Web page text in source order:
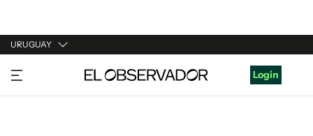
URUGUAY
URUGUAY
ARGENTINA
Login